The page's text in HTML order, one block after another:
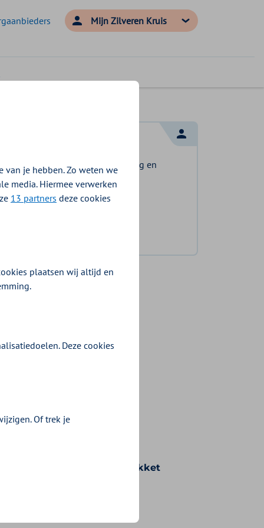
Mijn Zilveren Kruis
Log in en bekijk welke vergoeding en
voorwaarden voor u gelden.
voorwaarden die bij uw pakket
van je hebben. Zo weten we
media. Hiermee verwerken
13 partners deze cookies
plaatsen wij altijd en
Deze cookies
Of trek je